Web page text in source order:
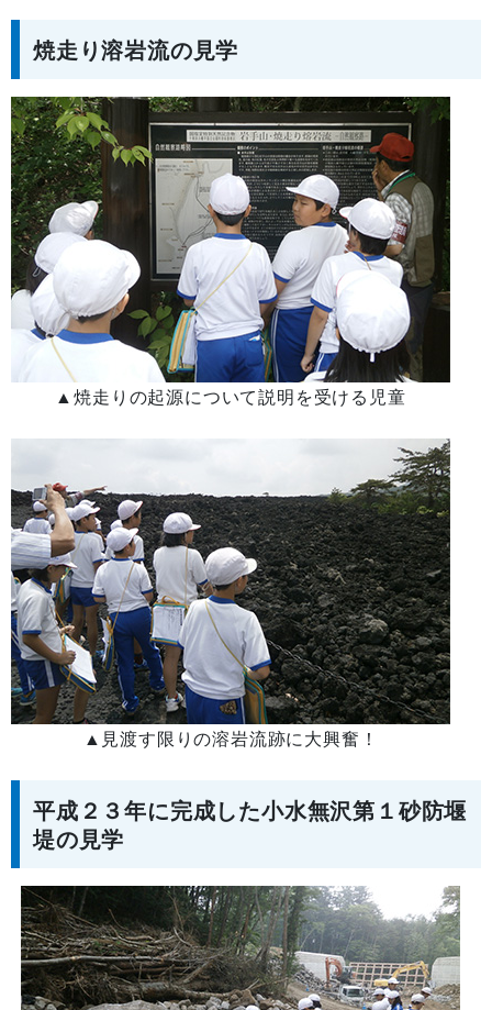
焼走り溶岩流の見学
▲焼走りの起源について説明を受ける児童
▲ 見渡す限りの溶岩流跡に大興奮！
平成２３年に完成した小水無沢第１砂防堰
堤の見学